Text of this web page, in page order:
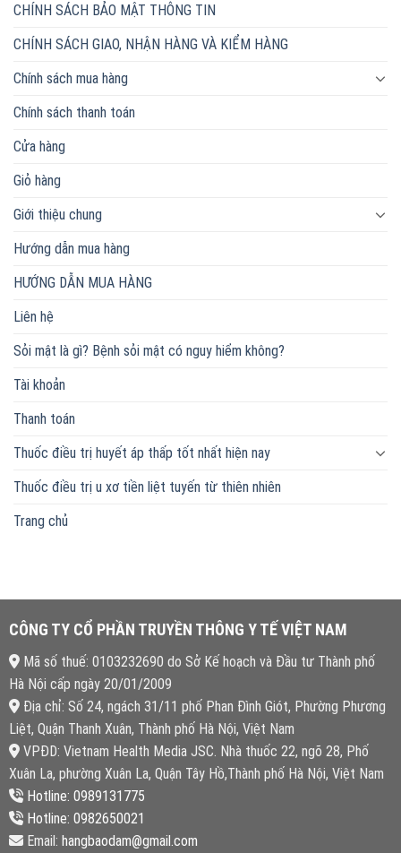
CHÍNH SÁCH BẢO MẬT THÔNG TIN
CHÍNH SÁCH GIAO, NHẬN HÀNG VÀ KIỂM HÀNG
Chính sách mua hàng
Chính sách thanh toán
Cửa hàng
Giỏ hàng
Giới thiệu chung
Hướng dẫn mua hàng
HƯỚNG DẪN MUA HÀNG
Liên hệ
Sỏi mật là gì? Bệnh sỏi mật có nguy hiểm không?
Tài khoản
Thanh toán
Thuốc điều trị huyết áp thấp tốt nhất hiện nay
Thuốc điều trị u xơ tiền liệt tuyến từ thiên nhiên
Trang chủ
CÔNG TY CỔ PHẦN TRUYỀN THÔNG Y TẾ VIỆT NAM
Mã số thuế: 0103232690 do Sở Kế hoạch và Đầu tư Thành phố
Hà Nội cấp ngày 20/01/2009
Địa chỉ: Số 24, ngách 31/11 phố Phan Đình Giót, Phường Phương
Liệt, Quận Thanh Xuân, Thành phố Hà Nội, Việt Nam
VPĐD: Vietnam Health Media JSC. Nhà thuốc 22, ngõ 28, Phố
Xuân La, phường Xuân La, Quận Tây Hồ,Thành phố Hà Nội, Việt Nam
Hotline: 0989131775
Hotline: 0982650021
Email: hangbaodam@gmail.com